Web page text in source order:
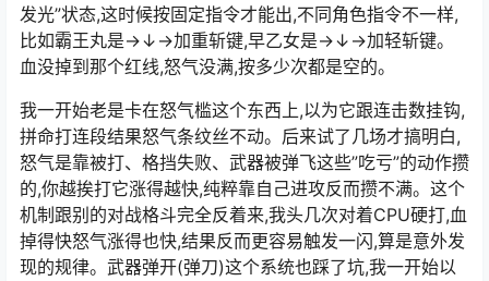
发光”状态,这时候按固定指令才能出,不同角色指令不一样,
比如霸王丸是→↓→加重斩键,早乙女是→↓→加轻斩键。
血没掉到那个红线,怒气没满,按多少次都是空的。
我一开始老是卡在怒气槛这个东西上,以为它跟连击数挂钩,
拼命打连段结果怒气条纹丝不动。后来试了几场才搞明白,
怒气是靠被打、格挡失败、武器被弹飞这些”吃亏”的动作攒
的,你越挨打它涨得越快,纯粹靠自己进攻反而攒不满。这个
机制跟别的对战格斗完全反着来,我头几次对着CPU硬打,血
掉得快怒气涨得也快,结果反而更容易触发一闪,算是意外发
现的规律。武器弹开(弹刀)这个系统也踩了坑,我一开始以